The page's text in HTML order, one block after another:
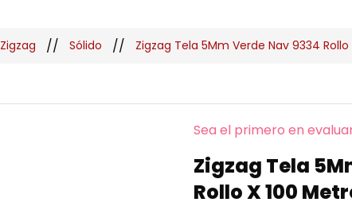
Zigzag // Sólido // Zigzag Tela 5Mm Verde Nav 9334 Rollo
Sea el primero en
Zigzag Tela
Rollo X 100